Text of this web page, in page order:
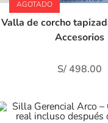
AGOTADO
Valla de corcho
Accesorios
S/498.00